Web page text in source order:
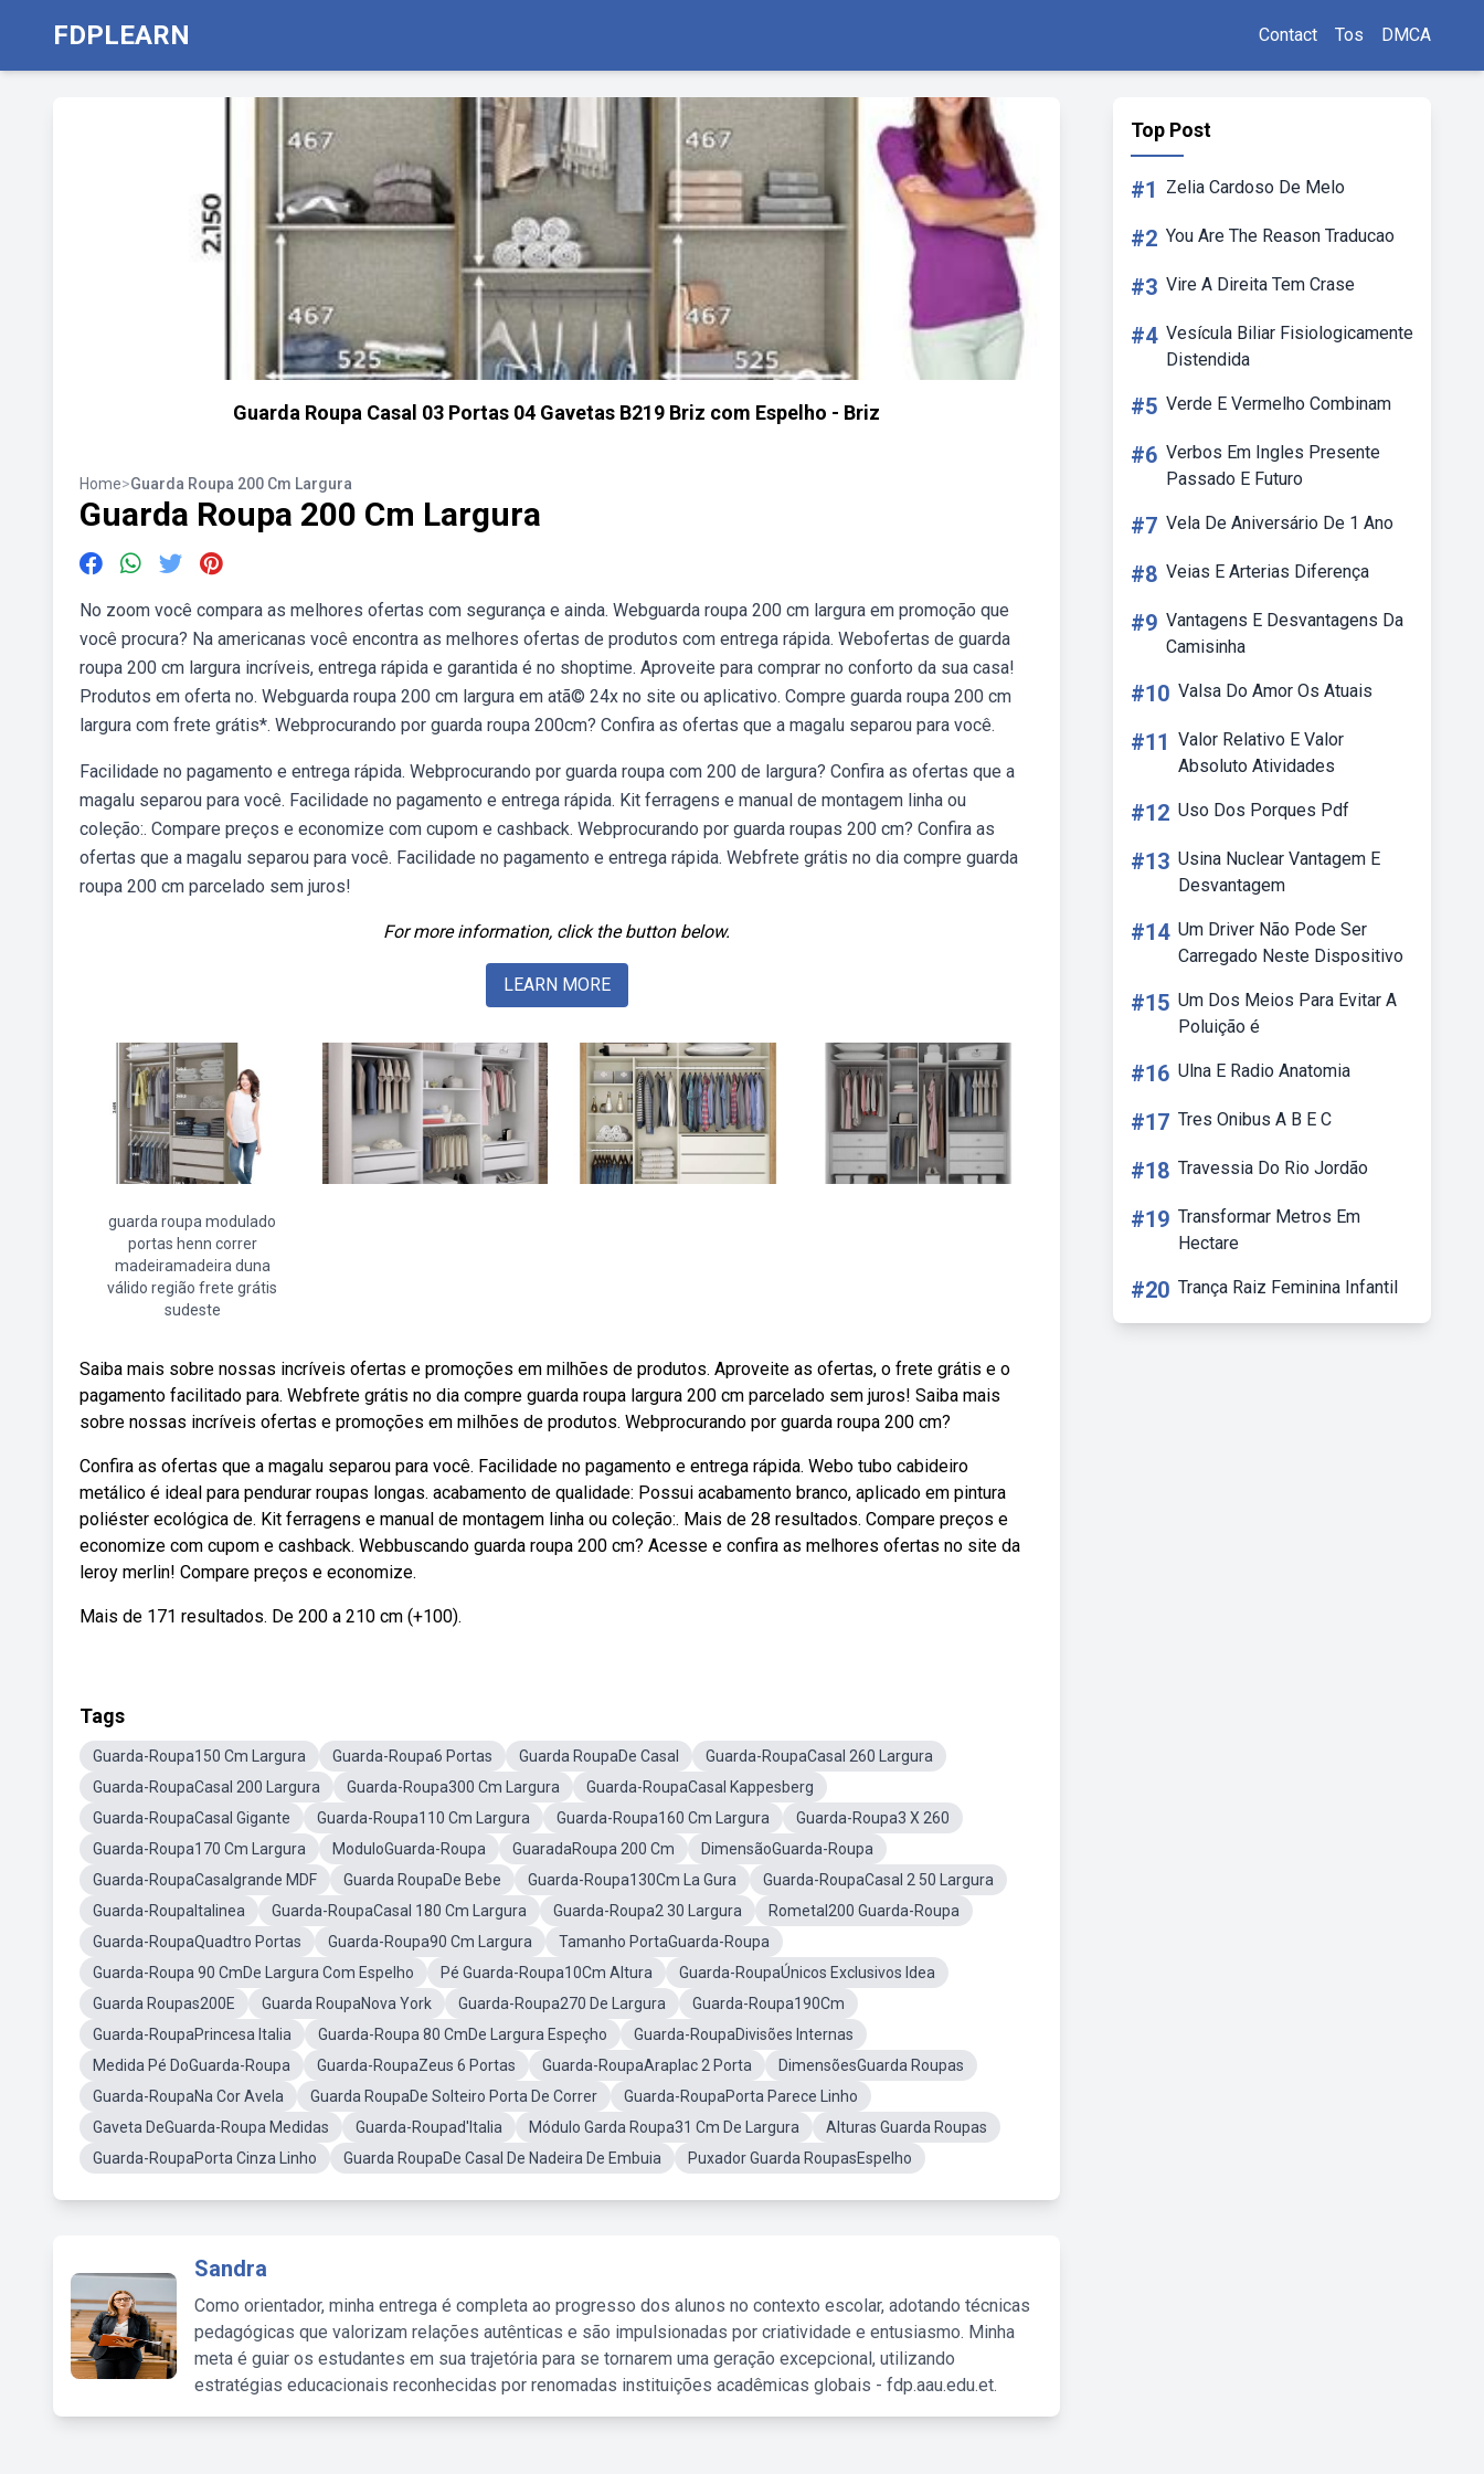
FDPLEARN Contact Tos DMCA
Guarda Roupa Casal 03 Portas 04 Gavetas B219 Briz com Espelho - Briz
Home>Guarda Roupa 200 Cm Largura
Guarda Roupa 200 Cm Largura
No zoom você compara as melhores ofertas com segurança e ainda. Webguarda roupa 200 cm largura em promoção que
você procura? Na americanas você encontra as melhores ofertas de produtos com entrega rápida. Webofertas de guarda
roupa 200 cm largura incríveis, entrega rápida e garantida é no shoptime. Aproveite para comprar no conforto da sua casa!
Produtos em oferta no. Webguarda roupa 200 cm largura em atã© 24x no site ou aplicativo. Compre guarda roupa 200 cm
largura com frete grátis*. Webprocurando por guarda roupa 200cm? Confira as ofertas que a magalu separou para você.
Facilidade no pagamento e entrega rápida. Webprocurando por guarda roupa com 200 de largura? Confira as ofertas que a
magalu separou para você. Facilidade no pagamento e entrega rápida. Kit ferragens e manual de montagem linha ou
coleção:. Compare preços e economize com cupom e cashback. Webprocurando por guarda roupas 200 cm? Confira as
ofertas que a magalu separou para você. Facilidade no pagamento e entrega rápida. Webfrete grátis no dia compre guarda
roupa 200 cm parcelado sem juros!
For more information, click the button below.
LEARN MORE
guarda roupa modulado
portas henn correr
madeiramadeira duna
válido região frete grátis
sudeste
Saiba mais sobre nossas incríveis ofertas e promoções em milhões de produtos. Aproveite as ofertas, o frete grátis e o
pagamento facilitado para. Webfrete grátis no dia compre guarda roupa largura 200 cm parcelado sem juros! Saiba mais
sobre nossas incríveis ofertas e promoções em milhões de produtos. Webprocurando por guarda roupa 200 cm?
Confira as ofertas que a magalu separou para você. Facilidade no pagamento e entrega rápida. Webo tubo cabideiro
metálico é ideal para pendurar roupas longas. acabamento de qualidade: Possui acabamento branco, aplicado em pintura
poliéster ecológica de. Kit ferragens e manual de montagem linha ou coleção:. Mais de 28 resultados. Compare preços e
economize com cupom e cashback. Webbuscando guarda roupa 200 cm? Acesse e confira as melhores ofertas no site da
leroy merlin! Compare preços e economize.
Mais de 171 resultados. De 200 a 210 cm (+100).
Tags
Guarda-Roupa150 Cm Largura Guarda-Roupa6 Portas Guarda RoupaDe Casal
Guarda-RoupaCasal 260 Largura
Guarda-RoupaCasal 200 Largura
Guarda-Roupa300 Cm Largura
Guarda-RoupaCasal Kappesberg
Guarda-RoupaCasal Gigante
Guarda-Roupa110 Cm Largura Guarda-Roupa160 Cm Largura
Guarda-Roupa3 X 260
Guarda-Roupa170 Cm Largura
ModuloGuarda-Roupa GuaradaRoupa 200 Cm
DimensãoGuarda-Roupa
Guarda-RoupaCasalgrande MDF
Guarda RoupaDe Bebe Guarda-Roupa130Cm La Gura
Guarda-RoupaCasal 2 50 Largura
Guarda-RoupaItalinea
Guarda-RoupaCasal 180 Cm Largura Guarda-Roupa2 30 Largura
Rometal200 Guarda-Roupa
Guarda-RoupaQuadtro Portas
Guarda-Roupa90 Cm Largura
Tamanho PortaGuarda-Roupa
Guarda-Roupa 90 CmDe Largura Com Espelho
Pé Guarda-Roupa10Cm Altura
Guarda-RoupaÚnicos Exclusivos Idea
Guarda Roupas200E
Guarda RoupaNova York Guarda-Roupa270 De Largura
Guarda-Roupa190Cm
Guarda-RoupaPrincesa Italia
Guarda-Roupa 80 CmDe Largura Espeçho
Guarda-RoupaDivisões Internas
Medida Pé DoGuarda-Roupa
Guarda-RoupaZeus 6 Portas Guarda-RoupaAraplac 2 Porta
DimensõesGuarda Roupas
Guarda-RoupaNa Cor Avela
Guarda RoupaDe Solteiro Porta De Correr
Guarda-RoupaPorta Parece Linho
Gaveta DeGuarda-Roupa Medidas
Guarda-Roupad'Italia Módulo Garda Roupa31 Cm De Largura
Alturas Guarda Roupas
Guarda-RoupaPorta Cinza Linho
Guarda RoupaDe Casal De Nadeira De Embuia Puxador Guarda RoupasEspelho
Sandra
Como orientador, minha entrega é completa ao progresso dos alunos no contexto escolar, adotando técnicas
pedagógicas que valorizam relações autênticas e são impulsionadas por criatividade e entusiasmo. Minha
meta é guiar os estudantes em sua trajetória para se tornarem uma geração excepcional, utilizando
estratégias educacionais reconhecidas por renomadas instituições acadêmicas globais - fdp.aau.edu.et.
Top Post
#1 Zelia Cardoso De Melo
#2 You Are The Reason Traducao
#3 Vire A Direita Tem Crase
#4 Vesícula Biliar Fisiologicamente
Distendida
#5 Verde E Vermelho Combinam
#6 Verbos Em Ingles Presente
Passado E Futuro
#7 Vela De Aniversário De 1 Ano
#8 Veias E Arterias Diferença
#9 Vantagens E Desvantagens Da
Camisinha
#10 Valsa Do Amor Os Atuais
#11 Valor Relativo E Valor
Absoluto Atividades
#12 Uso Dos Porques Pdf
#13 Usina Nuclear Vantagem E
Desvantagem
#14 Um Driver Não Pode Ser
Carregado Neste Dispositivo
#15 Um Dos Meios Para Evitar A
Poluição é
#16 Ulna E Radio Anatomia
#17 Tres Onibus A B E C
#18 Travessia Do Rio Jordão
#19 Transformar Metros Em
Hectare
#20 Trança Raiz Feminina Infantil